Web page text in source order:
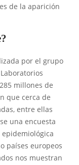
de la aparición
por el grupo
millones de
que cerca de
entre ellas
una encuesta
países europeos
nos muestran